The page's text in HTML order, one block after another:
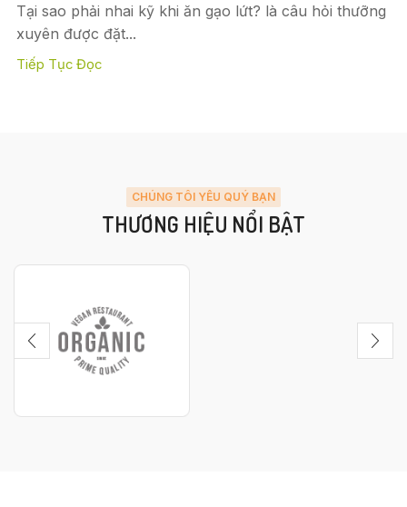
Tại sao phải nhai kỹ khi ăn gạo lứt? là câu hỏi thưỡng
xuyên được đặt...
Tiếp Tục Đọc
CHÚNG TÔI YÊU QUÝ BẠN
THƯƠNG HIỆU NỔI BẬT